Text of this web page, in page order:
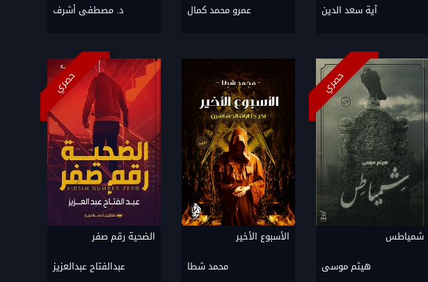
آية سعد الدين
عمرو محمد كمال
د. مصطفى أشرف
شمياطس
هيثم موسى
حصري
الأسبوع الأخير
محمد شطا
الضحية رقم صفر
عبدالفتاح عبدالعزيز
حصري